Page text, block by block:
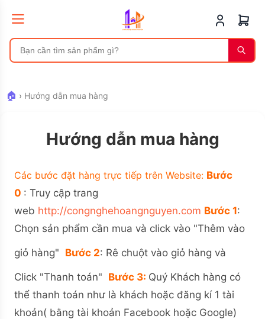
🏠 › Hướng dẫn mua hàng
Hướng dẫn mua hàng
Các bước đặt hàng trực tiếp trên Website: Bước
0 : Truy cập trang
web http://congnghehoangnguyen.com Bước 1:
Chọn sản phẩm cần mua và click vào "Thêm vào
giỏ hàng" Bước 2: Rê chuột vào giỏ hàng và
Click "Thanh toán" Bước 3: Quý Khách hàng có
thể thanh toán như là khách hoặc đăng kí 1 tài
khoản( bằng tài khoản Facebook hoặc Google)